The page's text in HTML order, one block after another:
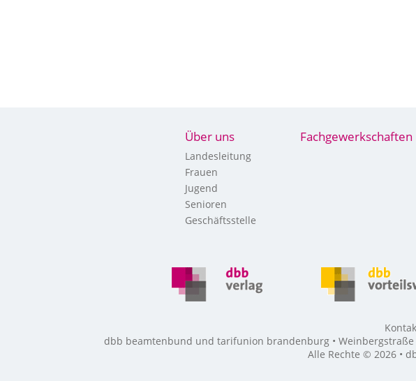
Über uns
Landesleitung
Frauen
Jugend
Senioren
Geschäftsstelle
Fachgewerkschaften
dbb beamtenbund und tarifunion brandenburg • Weinbergstraße
Alle Rechte © 2026 •